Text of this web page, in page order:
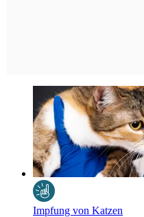
Impfung von Katzen